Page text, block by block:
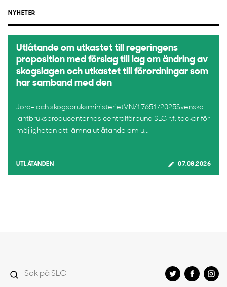
NYHETER
Utlåtande om utkastet till regeringens
proposition med förslag till lag om ändring av
skogslagen och utkastet till förordningar som
har samband med den
Jord- och skogsbruksministerietVN/17651/2025Svenska
lantbruksproducenternas centralförbund SLC r.f. tackar för
möjligheten att lämna utlåtande om u...
UTLÅTANDEN 07.08.2026